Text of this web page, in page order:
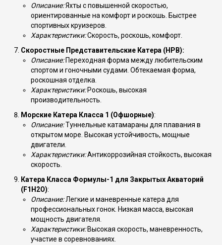
Описание:Яхты с повышенной скоростью,
ориентированные на комфорт и роскошь. Быстрее
спортивных круизеров.
Характеристики:Скорость, роскошь, комфорт.
Скоростные Представительские Катера (HPB):
Описание:Переходная форма между любительским
спортом и гоночными судами. Обтекаемая форма,
роскошная отделка.
Характеристики:Роскошь, высокая
производительность.
Морские Катера Класса 1 (Офшорные):
Описание:Туннельные катамараны для плавания в
открытом море. Высокая устойчивость, мощные
двигатели.
Характеристики:Антикоррозийная стойкость, высокая
скорость.
Катера Класса Формулы-1 для Закрытых Акваторий
(F1H2O):
Описание:Легкие и маневренные катера для
профессиональных гонок. Низкая масса, высокая
мощность двигателя.
Характеристики:Высокая скорость, маневренность,
участие в соревнованиях.